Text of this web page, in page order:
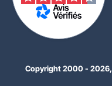
Copyright 2000 - 2026,